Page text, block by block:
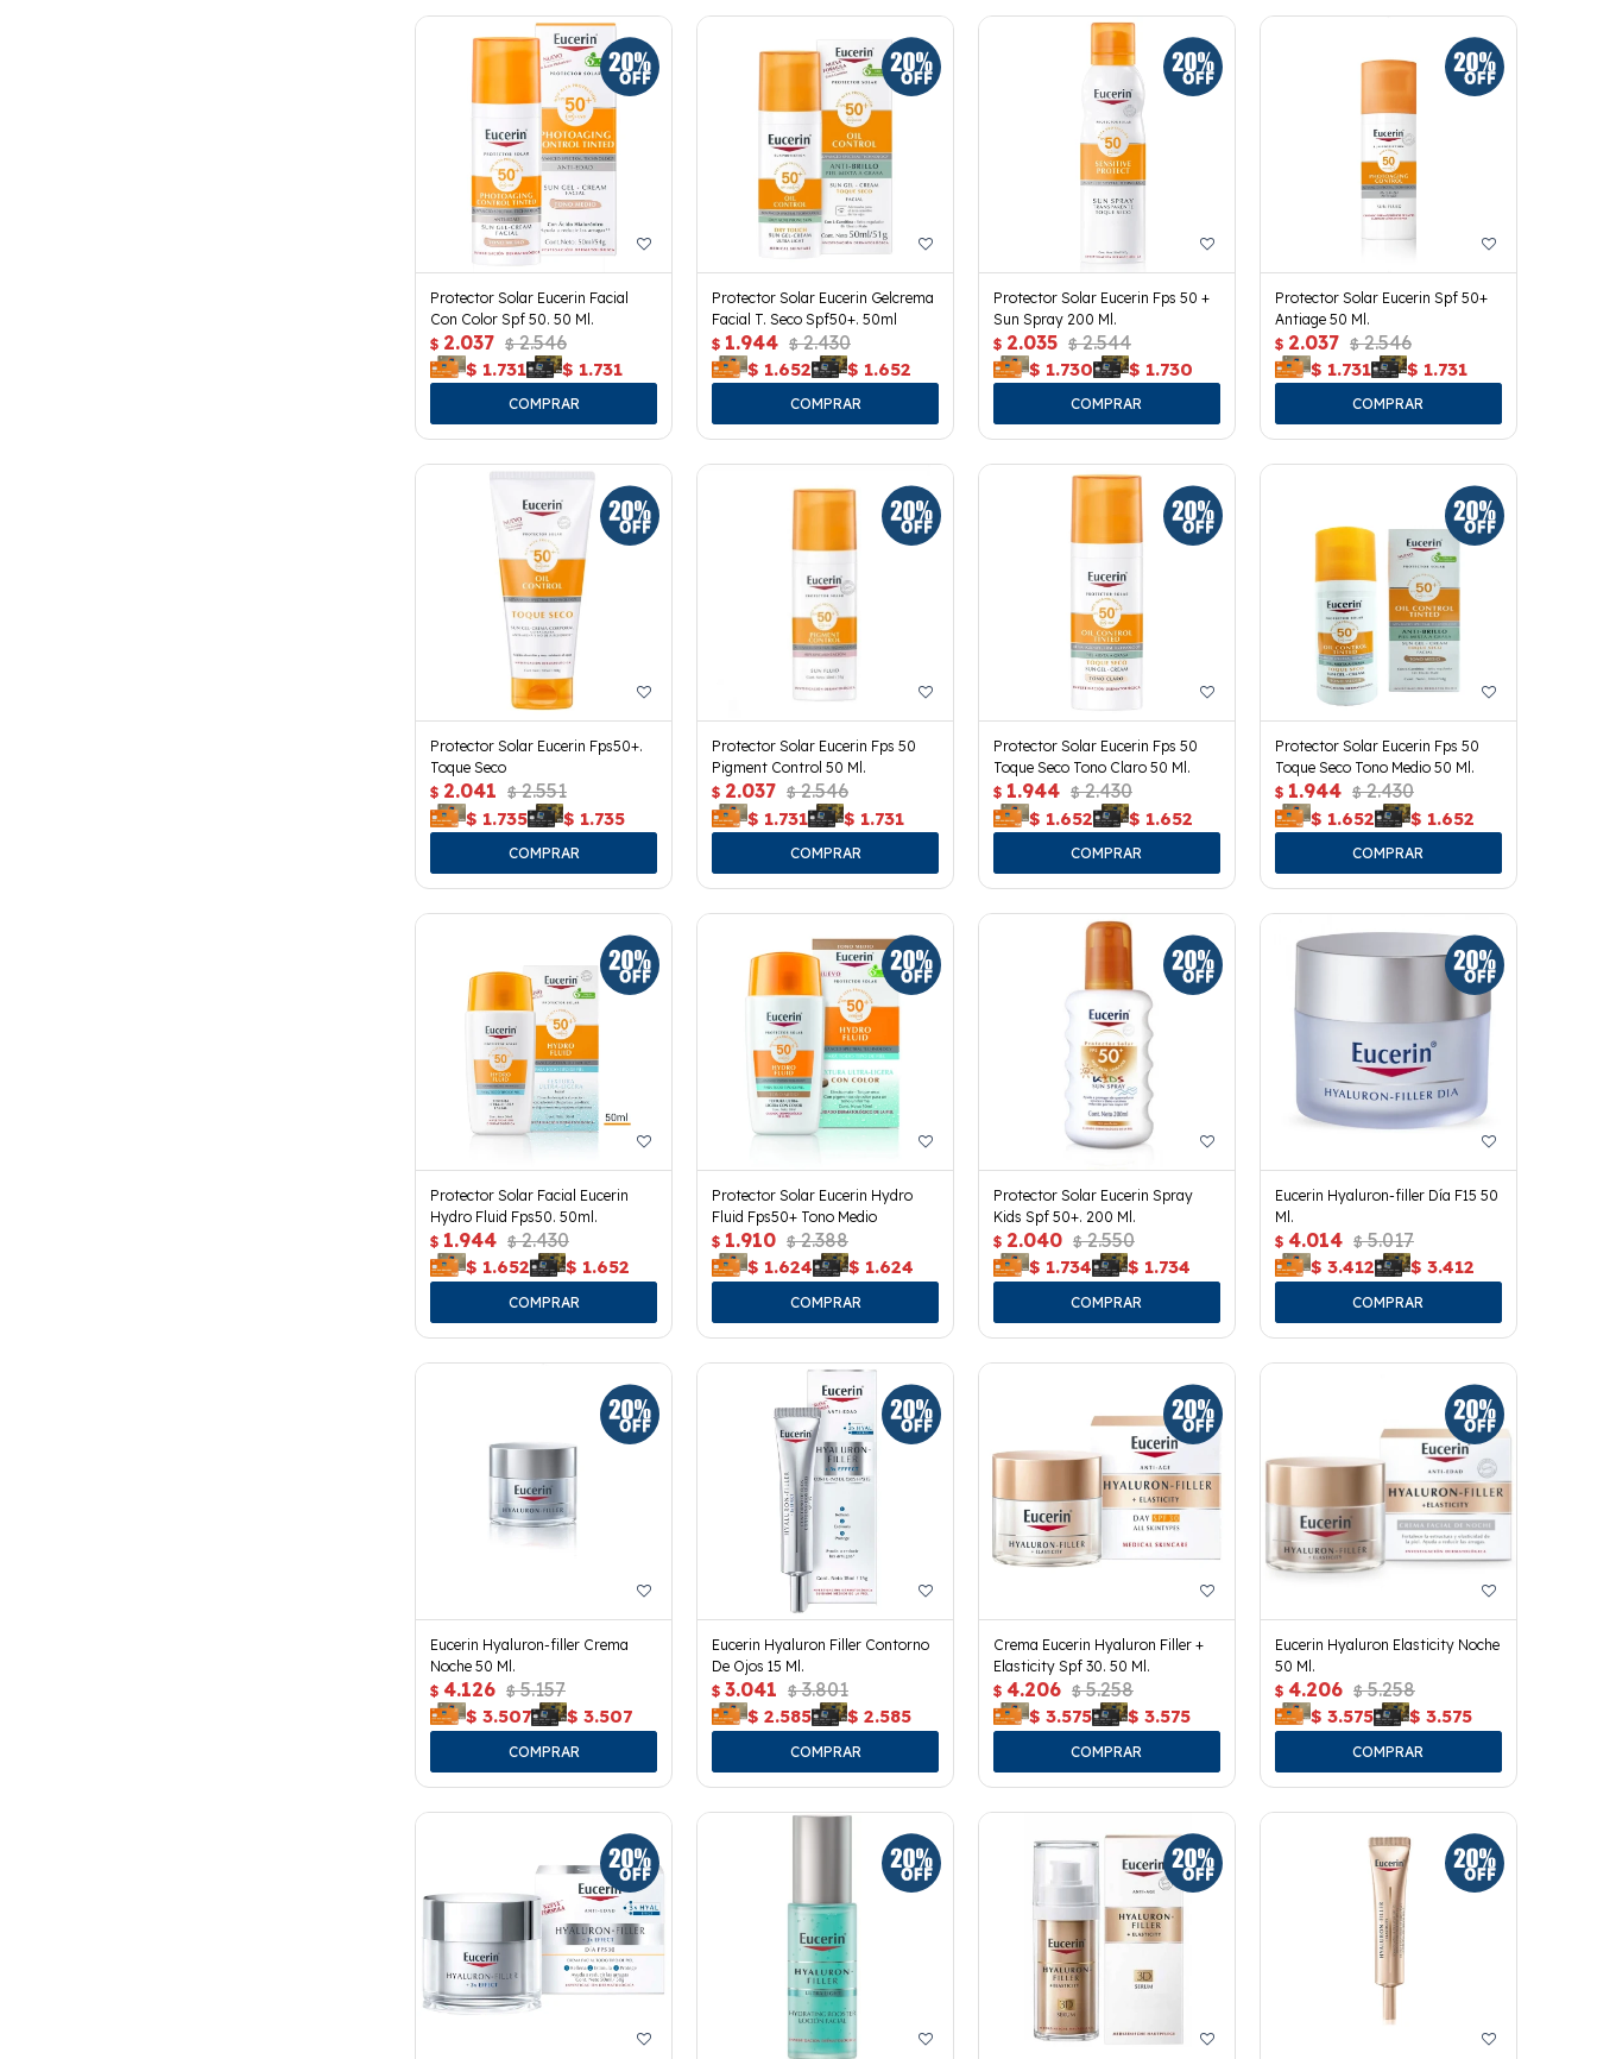
Protector Solar Eucerin Facial
Con Color Spf 50. 50 Ml.
$ 2.037 $ 2.546
$ 1.731 $ 1.731
Protector Solar Eucerin Gelcrema
Facial T. Seco Spf50+. 50ml
$ 1.944 $ 2.430
$ 1.652 $ 1.652
Protector Solar Eucerin Fps 50 +
Sun Spray 200 Ml.
$ 2.035 $ 2.544
$ 1.730 $ 1.730
Protector Solar Eucerin Spf 50+
Antiage 50 Ml.
$ 2.037 $ 2.546
$ 1.731 $ 1.731
Protector Solar Eucerin Fps50+.
Toque Seco
$ 2.041 $ 2.551
$ 1.735 $ 1.735
Protector Solar Eucerin Fps 50
Pigment Control 50 Ml.
$ 2.037 $ 2.546
$ 1.731 $ 1.731
Protector Solar Eucerin Fps 50
Toque Seco Tono Claro 50 Ml.
$ 1.944 $ 2.430
$ 1.652 $ 1.652
Protector Solar Eucerin Fps 50
Toque Seco Tono Medio 50 Ml.
$ 1.944 $ 2.430
$ 1.652 $ 1.652
Protector Solar Facial Eucerin
Hydro Fluid Fps50. 50ml.
$ 1.944 $ 2.430
$ 1.652 $ 1.652
Protector Solar Eucerin Hydro
Fluid Fps50+ Tono Medio
$ 1.910 $ 2.388
$ 1.624 $ 1.624
Protector Solar Eucerin Spray
Kids Spf 50+. 200 Ml.
$ 2.040 $ 2.550
$ 1.734 $ 1.734
Eucerin Hyaluron-filler Día F15 50
Ml.
$ 4.014 $ 5.017
$ 3.412 $ 3.412
Eucerin Hyaluron-filler Crema
Noche 50 Ml.
$ 4.126 $ 5.157
$ 3.507 $ 3.507
Eucerin Hyaluron Filler Contorno
De Ojos 15 Ml.
$ 3.041 $ 3.801
$ 2.585 $ 2.585
Crema Eucerin Hyaluron Filler +
Elasticity Spf 30. 50 Ml.
$ 4.206 $ 5.258
$ 3.575 $ 3.575
Eucerin Hyaluron Elasticity Noche
50 Ml.
$ 4.206 $ 5.258
$ 3.575 $ 3.575